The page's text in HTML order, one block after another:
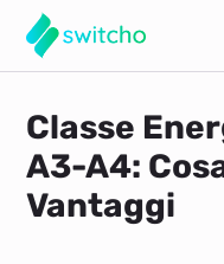
Classe
A3-A4:
Vantaggi